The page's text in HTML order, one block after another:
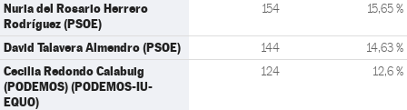
Nuria del Rosario Herrero
Rodríguez (PSOE)
154 15,65 %
David Talavera Almendro (PSOE) 144 14,63 %
Cecilia Redondo Calabuig
(PODEMOS) (PODEMOS-IU-
EQUO)
124 12,6 %